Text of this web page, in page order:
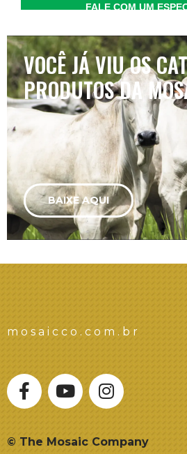
VOCÊ JÁ VIU OS
PRODUTOS DA
BAIXE AQUI
mosaicco.com.br
© The Mosaic Company